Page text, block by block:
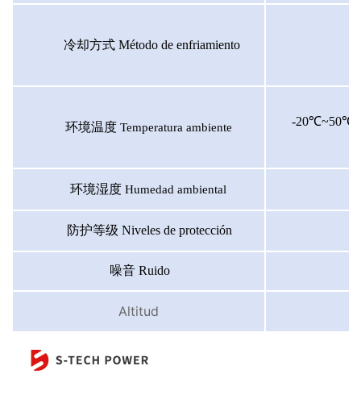
冷却方式Método de enfriamiento
环境温度 Temperatura ambiente -20℃~50℃
环境湿度 Humedad ambiental
防护等级 Niveles de protección
噪音Ruido
Altitud